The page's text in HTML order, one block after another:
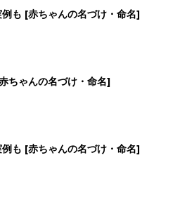
も [赤ちゃんの名づけ・命名]
ちゃんの名づけ・命名]
も [赤ちゃんの名づけ・命名]